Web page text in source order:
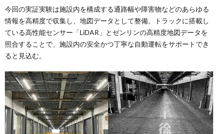
今回の実証実験は施設内を構成する通路幅や障害物などのあらゆる
情報を高精度で収集し、地図データとして整備。トラックに搭載し
ている高性能センサー「LiDAR」とゼンリンの高精度地図データを
照合することで、施設内の安全かつ丁寧な自動運転をサポートでき
ると見込む。